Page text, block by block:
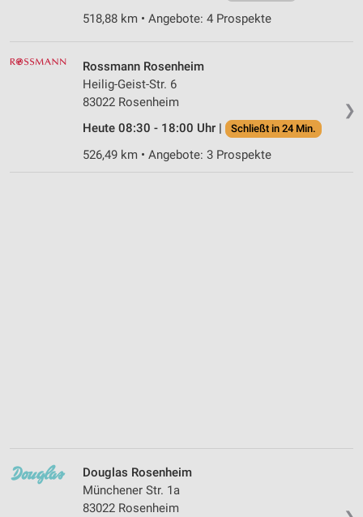
518,88 km • Angebote: 4 Prospekte
❯
Rossmann Rosenheim
Heilig-Geist-Str. 6
83022 Rosenheim
Heute 08:30 - 18:00 Uhr |
Schließt in 24 Min.
526,49 km • Angebote: 3 Prospekte
Douglas Rosenheim
Münchener Str. 1a
83022 Rosenheim